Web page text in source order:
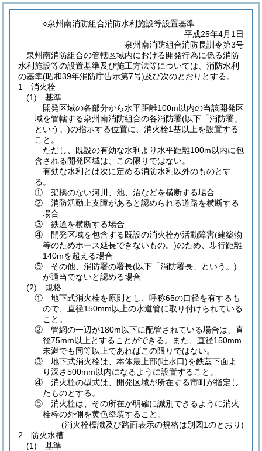
○泉州南消防組合消防水利施設等設置基準
平成25年4月1日
泉州南消防組合消防長訓令第3号
泉州南消防組合の管轄区域内における開発行為に係る消防
水利施設等の設置基準及び施工方法等については、消防水利
の基準(昭和39年消防庁告示第7号)及び次のとおりとする。
1 消火栓
(1) 基準
開発区域の各部分から水平距離100m以内の当該開発区
域を管轄する泉州南消防組合の各消防署(以下「消防署」
という。)の指示する位置に、消火栓1基以上を設置する
こと。
ただし、既設の有効な水利より水平距離100m以内に包
含される開発区域は、この限りではない。
有効な水利とは次に定める消防水利以外のものとす
る。
① 架橋のない河川、池、沼などを横断する場合
② 消防活動上支障があると認められる道路を横断する
場合
③ 鉄道を横断する場合
④ 開発区域を包含する既設の消火栓が活動障害(建築物
等のためホース延長できないもの。)のため、歩行距離
140mを超える場合
⑤ その他、消防署の署長(以下「消防署長」という。)
が適当でないと認める場合
(2) 規格
① 地下式消火栓を原則とし、呼称65の口径を有するも
ので、直径150mm以上の水道管に取り付けられている
こと。
② 管網の一辺が180m以下に配管されている場合は、直
径75mm以上とすることができる。また、直径150mm
未満でも同等以上であればこの限りではない。
③ 地下式消火栓は、本体最上部(吐水口)を鉄蓋下面よ
り深さ500mm以内になるように設置すること。
④ 消火栓の型式は、開発区域が所在する市町が指定し
たものとする。
⑤ 消火栓は、その所在が明確に識別できるように消火
栓枠の外側を黄色塗装すること。
(消火栓標識及び路面表示の規格は別図1のとおり)
2 防火水槽
(1) 基準